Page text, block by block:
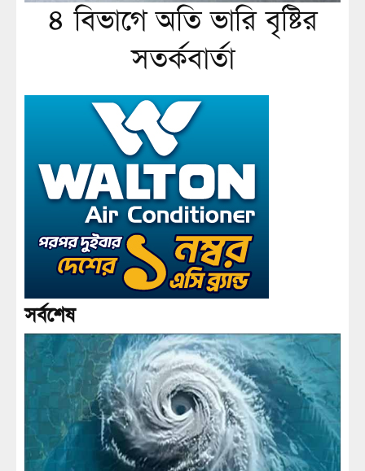
৪ বিভাগে অতি ভারি বৃষ্টির
সতর্কবার্তা
সর্বশেষ